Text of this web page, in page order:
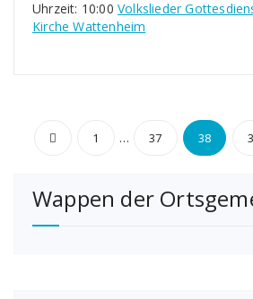
Uhrzeit: 10:00 Volkslieder
Kirche Wattenheim
Beiträge
1 … 37 38
Wappen der